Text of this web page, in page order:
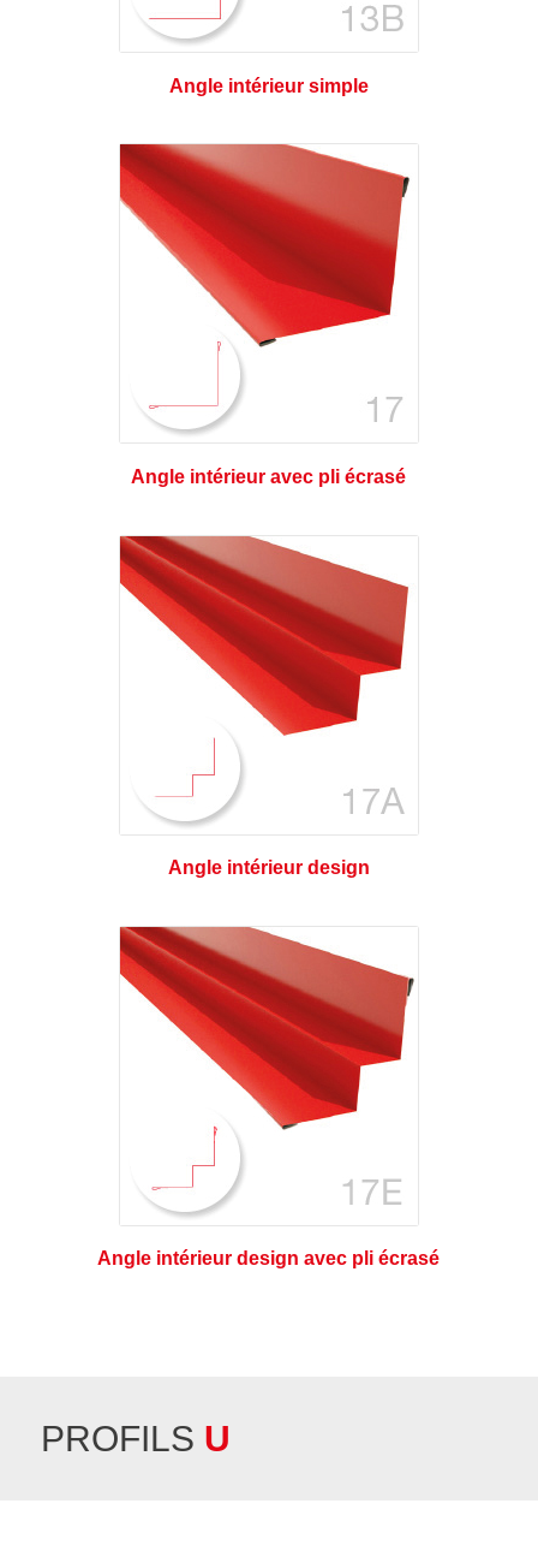
Angle intérieur simple
Angle intérieur avec pli écrasé
Angle intérieur design
Angle intérieur design avec pli écrasé
PROFILS U